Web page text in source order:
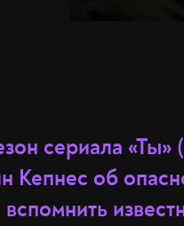
сериала
Кепнес об